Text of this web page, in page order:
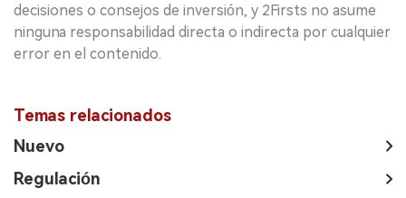
decisiones o consejos de inversión, y 2Firsts no asume
ninguna responsabilidad directa o indirecta por cualquier
error en el contenido.
Temas relacionados
Nuevo
Regulación